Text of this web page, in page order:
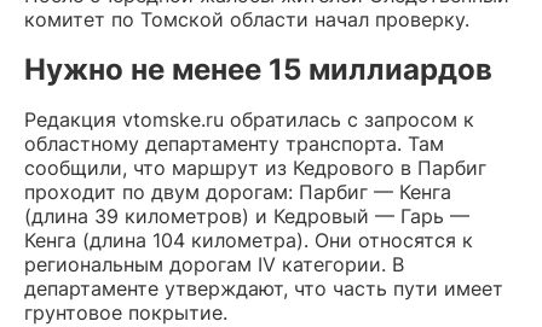
комитет по Томской области начал проверку.
Нужно не менее 15 миллиардов
Редакция vtomske.ru обратилась с запросом к
областному департаменту транспорта. Там
сообщили, что маршрут из Кедрового в Парбиг
проходит по двум дорогам: Парбиг — Кенга
(длина 39 километров) и Кедровый — Гарь —
Кенга (длина 104 километра). Они относятся к
региональным дорогам IV категории. В
департаменте утверждают, что часть пути имеет
грунтовое покрытие.